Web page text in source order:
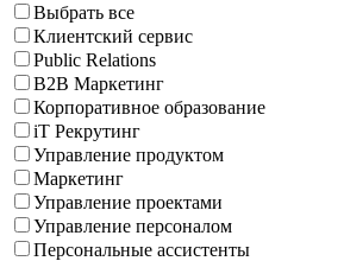
Выбрать все
Клиентский сервис
Public Relations
B2B Маркетинг
Корпоративное образование
iT Рекрутинг
Управление продуктом
Маркетинг
Управление проектами
Управление персоналом
Персональные ассистенты